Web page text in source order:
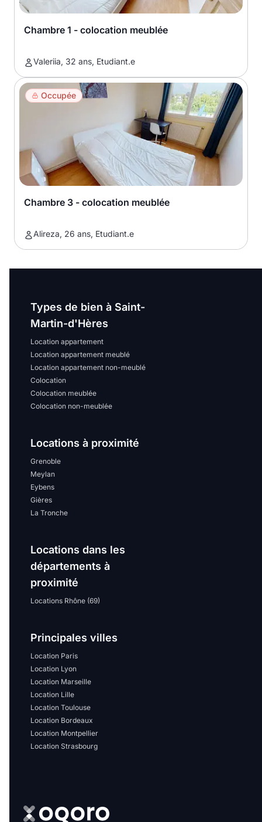
Chambre 1 - colocation meublée
Valeriia, 32 ans, Etudiant.e
Occupée
Chambre 3 - colocation meublée
Alireza, 26 ans, Etudiant.e
Types de bien à Saint-
Martin-d'Hères
Location appartement
Location appartement meublé
Location appartement non-meublé
Colocation
Colocation meublée
Colocation non-meublée
Locations à proximité
Grenoble
Meylan
Eybens
Gières
La Tronche
Locations dans les
départements à
proximité
Locations Rhône (69)
Principales villes
Location Paris
Location Lyon
Location Marseille
Location Lille
Location Toulouse
Location Bordeaux
Location Montpellier
Location Strasbourg